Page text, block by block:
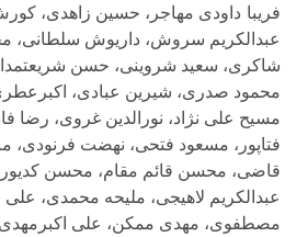
فریبا داودی مهاجر، حسین زاهدی،
عبدالکریم سروش، داریوش سلطانی،
شاکری، سعید شروینی، حسن
محمود صدری، شیرین عبادی،
مسیح علی‌ نژاد، نورالدین غروی، رضا
فتاپور، مسعود فتحی، نهضت فرنودی،
قاضی، محسن قائم مقام، محسن
عبدالکریم لاهیجی، ملیحه محمدی،
مصطفوی، مهدی ممکن، علی